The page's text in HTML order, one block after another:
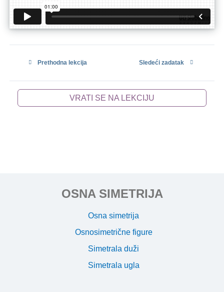
Prethodna lekcija Sledeći zadatak
VRATI SE NA LEKCIJU
OSNA SIMETRIJA
Osna simetrija
Osnosimetrične figure
Simetrala duži
Simetrala ugla